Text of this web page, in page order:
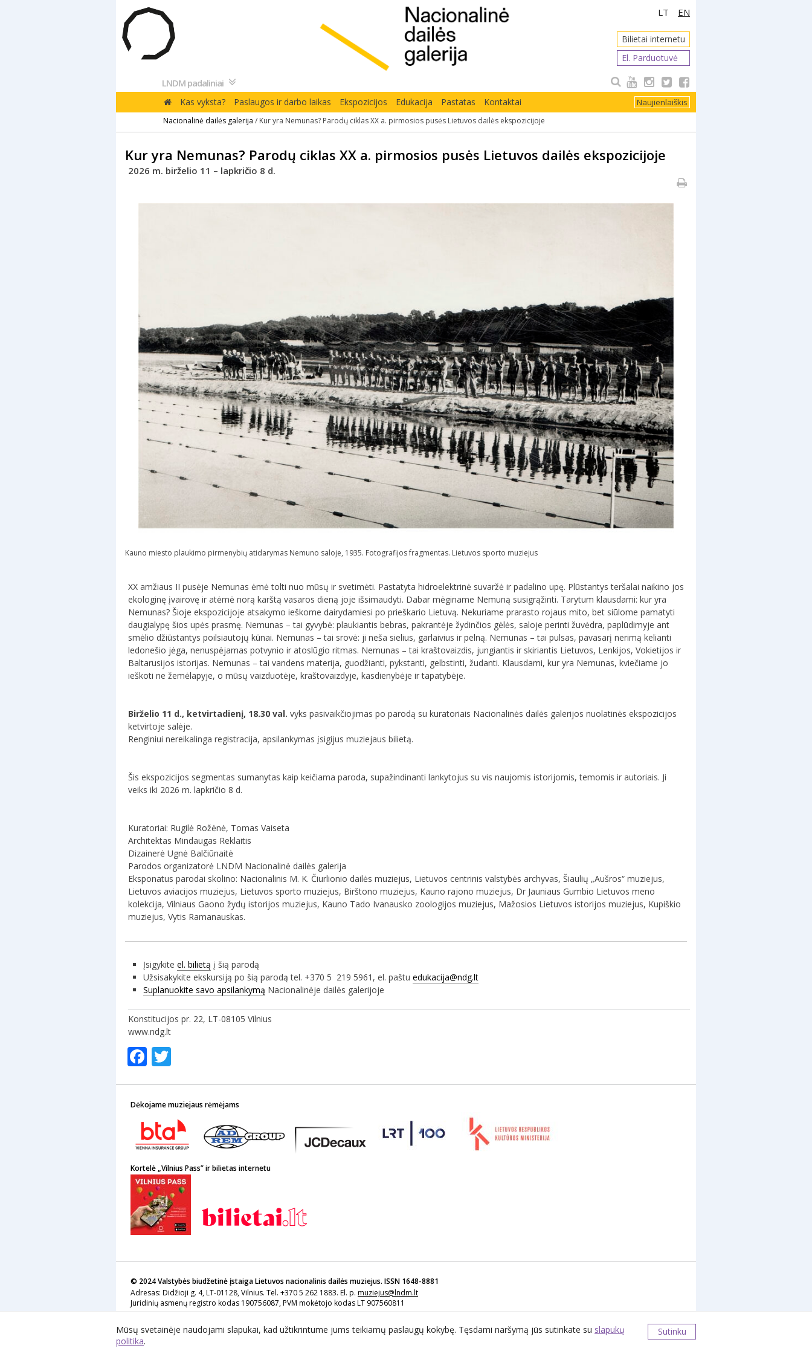
Pereiti
prie
turinio
LT EN
LNDM padaliniai
Bilietai internetu
El. Parduotuvė
Naujienlaiškis
Kas vyksta? Paslaugos ir darbo laikas Ekspozicijos Edukacija Pastatas Kontaktai
Nacionalinė dailės galerija / Kur yra Nemunas? Parodų ciklas XX a. pirmosios pusės Lietuvos dailės ekspozicijoje
Kur yra Nemunas? Parodų ciklas XX a. pirmosios pusės Lietuvos dailės ekspozicijoje
2026 m. birželio 11 – lapkričio 8 d.
Kauno miesto plaukimo pirmenybių atidarymas Nemuno saloje, 1935. Fotografijos fragmentas. Lietuvos sporto muziejus
XX amžiaus II pusėje Nemunas ėmė tolti nuo mūsų ir svetimėti. Pastatyta hidroelektrinė suvaržė ir padalino upę. Plūstantys teršalai naikino jos
ekologinę įvairovę ir atėmė norą karštą vasaros dieną joje išsimaudyti. Dabar mėginame Nemuną susigrąžinti. Tarytum klausdami: kur yra
Nemunas? Šioje ekspozicijoje atsakymo ieškome dairydamiesi po prieškario Lietuvą. Nekuriame prarasto rojaus mito, bet siūlome pamatyti
daugialypę šios upės prasmę. Nemunas – tai gyvybė: plaukiantis bebras, pakrantėje žydinčios gėlės, saloje perinti žuvėdra, paplūdimyje ant
smėlio džiūstantys poilsiautojų kūnai. Nemunas – tai srovė: ji neša sielius, garlaivius ir pelną. Nemunas – tai pulsas, pavasarį nerimą kelianti
ledonešio jėga, nenuspėjamas potvynio ir atoslūgio ritmas. Nemunas – tai kraštovaizdis, jungiantis ir skiriantis Lietuvos, Lenkijos, Vokietijos ir
Baltarusijos istorijas. Nemunas – tai vandens materija, guodžianti, pykstanti, gelbstinti, žudanti. Klausdami, kur yra Nemunas, kviečiame jo
ieškoti ne žemėlapyje, o mūsų vaizduotėje, kraštovaizdyje, kasdienybėje ir tapatybėje.
Birželio 11 d., ketvirtadienį, 18.30 val. vyks pasivaikčiojimas po parodą su kuratoriais Nacionalinės dailės galerijos nuolatinės ekspozicijos
ketvirtoje salėje.
Renginiui nereikalinga registracija, apsilankymas įsigijus muziejaus bilietą.
Šis ekspozicijos segmentas sumanytas kaip keičiama paroda, supažindinanti lankytojus su vis naujomis istorijomis, temomis ir autoriais. Ji
veiks iki 2026 m. lapkričio 8 d.
Kuratoriai: Rugilė Rožėnė, Tomas Vaiseta
Architektas Mindaugas Reklaitis
Dizainerė Ugnė Balčiūnaitė
Parodos organizatorė LNDM Nacionalinė dailės galerija
Eksponatus parodai skolino: Nacionalinis M. K. Čiurlionio dailės muziejus, Lietuvos centrinis valstybės archyvas, Šiaulių „Aušros“ muziejus,
Lietuvos aviacijos muziejus, Lietuvos sporto muziejus, Birštono muziejus, Kauno rajono muziejus, Dr Jauniaus Gumbio Lietuvos meno
kolekcija, Vilniaus Gaono žydų istorijos muziejus, Kauno Tado Ivanausko zoologijos muziejus, Mažosios Lietuvos istorijos muziejus, Kupiškio
muziejus, Vytis Ramanauskas.
Įsigykite el. bilietą į šią parodą
Užsisakykite ekskursiją po šią parodą tel. +370 5 219 5961, el. paštu edukacija@ndg.lt
Suplanuokite savo apsilankymą Nacionalinėje dailės galerijoje
Konstitucijos pr. 22, LT-08105 Vilnius
www.ndg.lt
Facebook
Dėkojame muziejaus rėmėjams
Kortelė „Vilnius Pass” ir bilietas internetu
© 2024 Valstybės biudžetinė įstaiga Lietuvos nacionalinis dailės muziejus. ISSN 1648-8881
Adresas: Didžioji g. 4, LT-01128, Vilnius. Tel. +370 5 262 1883. El. p. muziejus@lndm.lt
Juridinių asmenų registro kodas 190756087, PVM mokėtojo kodas LT 907560811
Prašome pranešti apie pastebėtus netikslumus
Svetainės archyvinė versija old.ldm.lt
Mūsų svetainėje naudojami slapukai, kad užtikrintume jums teikiamų paslaugų kokybę. Tęsdami naršymą jūs sutinkate su slapukų
politika.
Sutinku